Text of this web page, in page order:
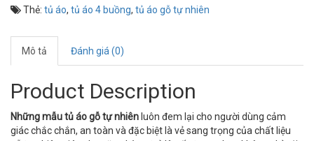
Thẻ: tủ áo, tủ áo 4 buồng, tủ áo gỗ tự nhiên
Mô tả Đánh giá (0)
Product Description
Những mẫu tủ áo gỗ tự nhiên luôn đem lại cho người dùng cảm
giác chắc chắn, an toàn và đặc biệt là vẻ sang trọng của chất liệu